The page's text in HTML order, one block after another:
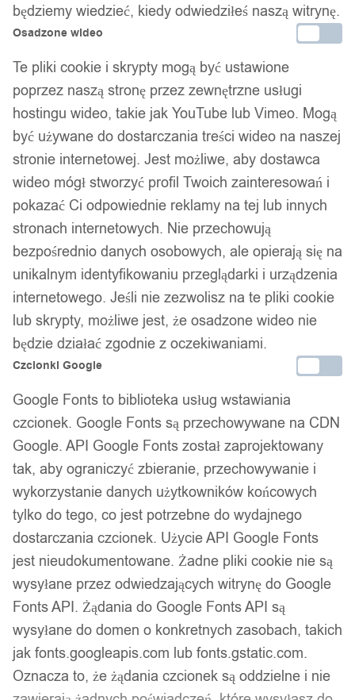
Organizer do szafy do butów bielizny
wiszący 1x
25,99zł
Twój zaufany marketplace oferujący najlepsze produkty
sprawdzonych marek. Bezpieczne zakupy z gwarancją jakości.
Facebook
Dane firmy:
będziemy wiedzieć, kiedy odwiedziłeś naszą witrynę.
Osadzone wideo
Te pliki cookie i skrypty mogą być ustawione
poprzez naszą stronę przez zewnętrzne usługi
hostingu wideo, takie jak YouTube lub Vimeo. Mogą
być używane do dostarczania treści wideo na naszej
stronie internetowej. Jest możliwe, aby dostawca
wideo mógł stworzyć profil Twoich zainteresowań i
pokazać Ci odpowiednie reklamy na tej lub innych
stronach internetowych. Nie przechowują
bezpośrednio danych osobowych, ale opierają się na
unikalnym identyfikowaniu przeglądarki i urządzenia
internetowego. Jeśli nie zezwolisz na te pliki cookie
lub skrypty, możliwe jest, że osadzone wideo nie
będzie działać zgodnie z oczekiwaniami.
Czcionki Google
Google Fonts to biblioteka usług wstawiania
czcionek. Google Fonts są przechowywane na CDN
Google. API Google Fonts został zaprojektowany
tak, aby ograniczyć zbieranie, przechowywanie i
wykorzystanie danych użytkowników końcowych
tylko do tego, co jest potrzebne do wydajnego
dostarczania czcionek. Użycie API Google Fonts
jest nieudokumentowane. Żadne pliki cookie nie są
wysyłane przez odwiedzających witrynę do Google
Fonts API. Żądania do Google Fonts API są
wysyłane do domen o konkretnych zasobach, takich
jak fonts.googleapis.com lub fonts.gstatic.com.
Oznacza to, że żądania czcionek są oddzielne i nie